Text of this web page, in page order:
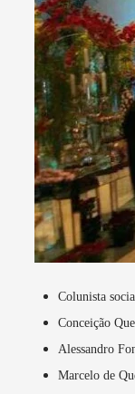
Colunista
Conceição
Alessandro
Marcelo de